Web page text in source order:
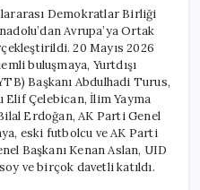
Ortak
Miras
Buluşmaları”
Etkinliğinde
Önemli
Verdi
için
Demokratlar Birliği
Avrupa’ya Ortak
20 Mayıs 2026
buluşmaya, Yurtdışı
Başkanı Abdulhadi Turus,
Çelebican, İlim Yayma
Erdoğan, AK Parti Genel
eski futbolcu ve AK Parti
Başkanı Kenan Aslan, UID
ve birçok davetli katıldı.